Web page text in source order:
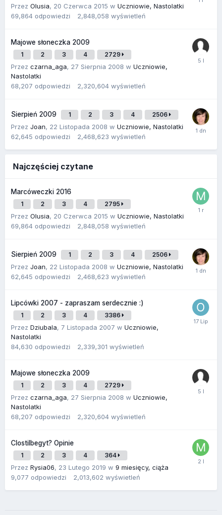
Przez Olusia, 20 Czerwca 2015 w Uczniowie, Nastolatki
69,864 odpowiedzi 2,848,058 wyświetleń
Majowe słoneczka 2009
1 2 3 4 2729
Przez czarna_aga, 27 Sierpnia 2008 w Uczniowie,
Nastolatki
68,207 odpowiedzi 2,320,604 wyświetleń
Sierpień 2009 1 2 3 4 2506
Przez Joan, 22 Listopada 2008 w Uczniowie, Nastolatki
62,645 odpowiedzi 2,468,623 wyświetleń
Najczęściej czytane
Marcóweczki 2016
1 2 3 4 2795
Przez Olusia, 20 Czerwca 2015 w Uczniowie, Nastolatki
69,864 odpowiedzi 2,848,058 wyświetleń
Sierpień 2009 1 2 3 4 2506
Przez Joan, 22 Listopada 2008 w Uczniowie, Nastolatki
62,645 odpowiedzi 2,468,623 wyświetleń
Lipcówki 2007 - zapraszam serdecznie :)
1 2 3 4 3386
Przez Dziubala, 7 Listopada 2007 w Uczniowie,
Nastolatki
84,630 odpowiedzi 2,339,301 wyświetleń
Majowe słoneczka 2009
1 2 3 4 2729
Przez czarna_aga, 27 Sierpnia 2008 w Uczniowie,
Nastolatki
68,207 odpowiedzi 2,320,604 wyświetleń
Clostilbegyt? Opinie
1 2 3 4 364
Przez Rysia06, 23 Lutego 2019 w 9 miesięcy, ciąża
9,077 odpowiedzi 2,013,602 wyświetleń